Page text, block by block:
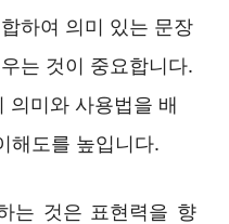
하여 의미 있는 문장
는 것이 중요합니다.
의미와 사용법을 배
해도를 높입니다.
는 것은 표현력을 향